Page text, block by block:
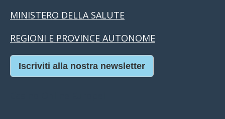
MINISTERO DELLA SALUTE
REGIONI E PROVINCE AUTONOME
Iscriviti alla nostra newsletter